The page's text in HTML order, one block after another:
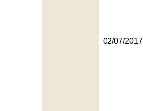
02/07/2017